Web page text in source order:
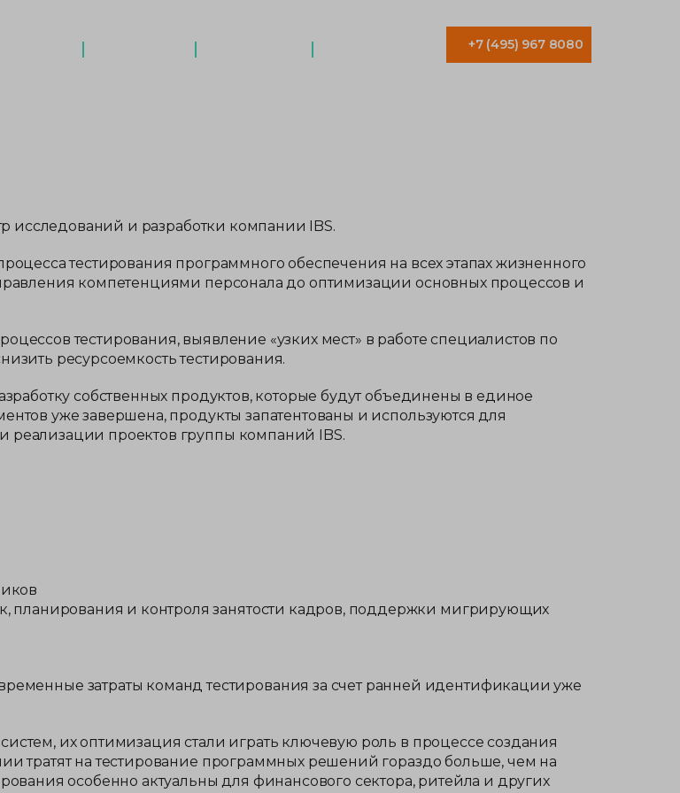
+7 (495) 967 8080
исследований и разработки компании IBS.
тестирования программного обеспечения на всех этапах жизненного
компетенциями персонала до оптимизации основных процессов и
тестирования, выявление «узких мест» в работе специалистов по
ресурсоемкость тестирования.
собственных продуктов, которые будут объединены в единое
уже завершена, продукты запатентованы и используются для
реализации проектов группы компаний IBS.
планирования и контроля занятости кадров, поддержки мигрирующих
затраты команд тестирования за счет ранней идентификации уже
их оптимизация стали играть ключевую роль в процессе создания
тратят на тестирование программных решений гораздо больше, чем на
особенно актуальны для финансового сектора, ритейла и других